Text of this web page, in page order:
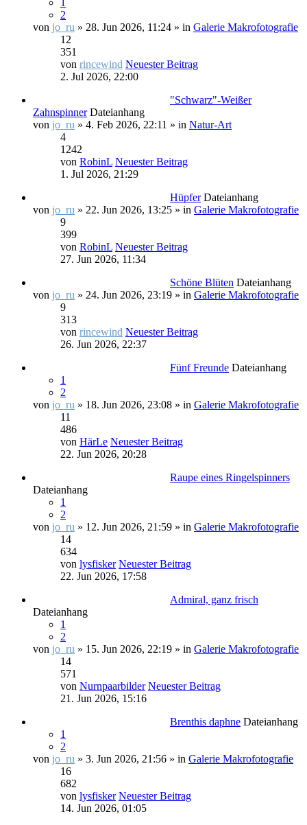
2
von jo_ru » 28. Jun 2026, 11:24 » in Galerie Makrofotografie
12
351
von rincewind Neuester Beitrag
2. Jul 2026, 22:00
"Schwarz"-Weißer
Zahnspinner Dateianhang
von jo_ru » 4. Feb 2026, 22:11 » in Natur-Art
4
1242
von RobinL Neuester Beitrag
1. Jul 2026, 21:29
Hüpfer Dateianhang
von jo_ru » 22. Jun 2026, 13:25 » in Galerie Makrofotografie
9
399
von RobinL Neuester Beitrag
27. Jun 2026, 11:34
Schöne Blüten Dateianhang
von jo_ru » 24. Jun 2026, 23:19 » in Galerie Makrofotografie
9
313
von rincewind Neuester Beitrag
26. Jun 2026, 22:37
Fünf Freunde Dateianhang
1
2
von jo_ru » 18. Jun 2026, 23:08 » in Galerie Makrofotografie
11
486
von HärLe Neuester Beitrag
22. Jun 2026, 20:28
Raupe eines Ringelspinners
Dateianhang
1
2
von jo_ru » 12. Jun 2026, 21:59 » in Galerie Makrofotografie
14
634
von lysfisker Neuester Beitrag
22. Jun 2026, 17:58
Admiral, ganz frisch
Dateianhang
1
2
von jo_ru » 15. Jun 2026, 22:19 » in Galerie Makrofotografie
14
571
von Nurnpaarbilder Neuester Beitrag
21. Jun 2026, 15:16
Brenthis daphne Dateianhang
1
2
von jo_ru » 3. Jun 2026, 21:56 » in Galerie Makrofotografie
16
682
von lysfisker Neuester Beitrag
14. Jun 2026, 01:05